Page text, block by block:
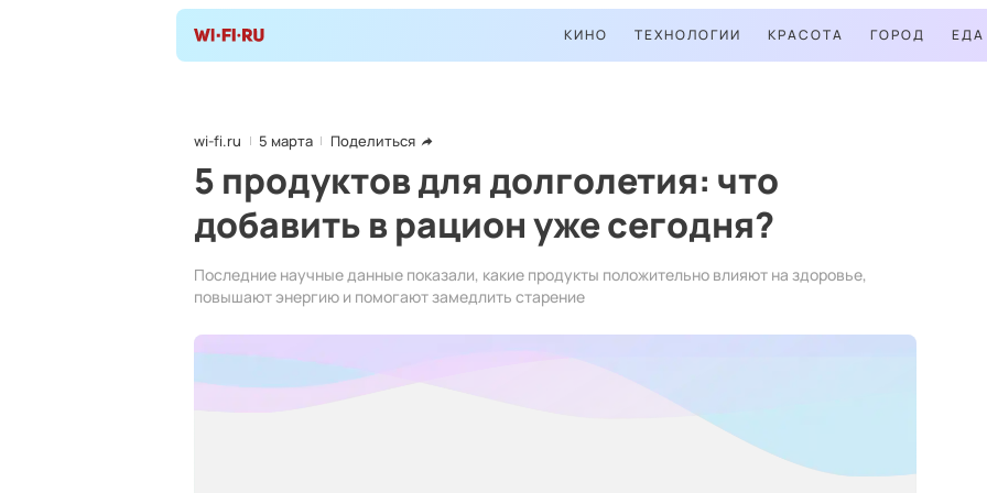
КИНО ТЕХНОЛОГИИ КРАСОТА ГОРОД ЕДА
wi-fi.ru 5 марта Поделиться
5 продуктов для долголетия: что
добавить в рацион уже сегодня?
Последние научные данные показали, какие продукты положительно влияют на здоровье,
повышают энергию и помогают замедлить старение